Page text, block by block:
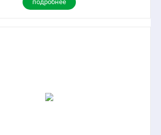
подробнее